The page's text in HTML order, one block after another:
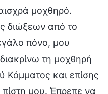
μοχθηρό.
διώξεων από το
πόνο, μου
τη μοχθηρή
Κόμματος και επίσης
πίστη μου. Έπρεπε να